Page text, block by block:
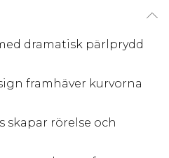
dramatisk pärlprydd
framhäver kurvorna
skapar rörelse och